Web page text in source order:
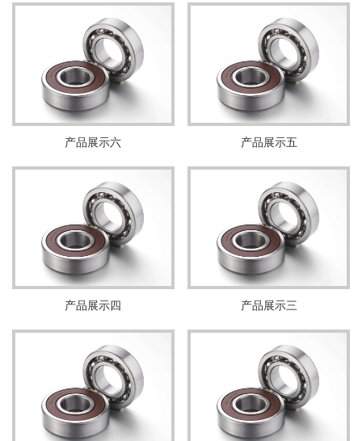
产品展示六 产品展示五
产品展示四 产品展示三